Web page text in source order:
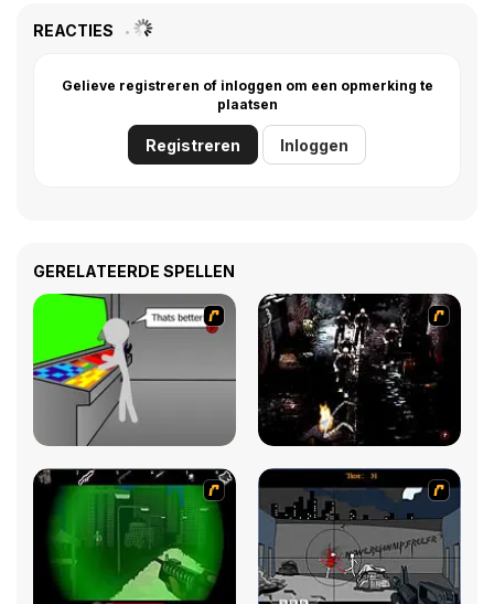
REACTIES
Gelieve registreren of inloggen om een opmerking te
plaatsen
Registreren Inloggen
GERELATEERDE SPELLEN